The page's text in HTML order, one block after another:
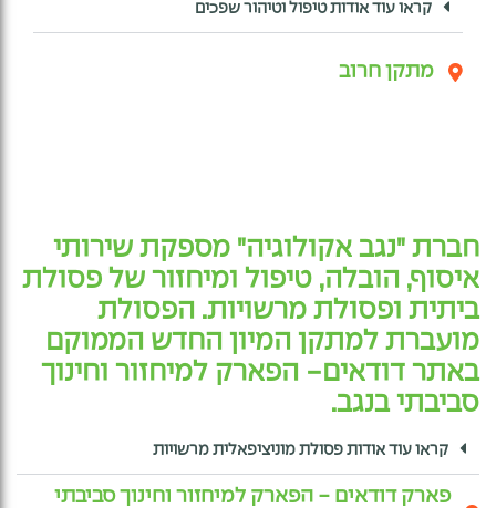
קראו עוד אודות טיפול וטיהור שפכים
מתקן חרוב
חברת "נגב אקולוגיה" מספקת שירותי
איסוף, הובלה, טיפול ומיחזור של פסולת
ביתית ופסולת מרשויות. הפסולת
מועברת למתקן המיון החדש הממוקם
באתר דודאים- הפארק למיחזור וחינוך
סביבתי בנגב.
קראו עוד אודות פסולת מוניציפאלית מרשויות ​
פארק דודאים - הפארק למיחזור וחינוך סביבתי